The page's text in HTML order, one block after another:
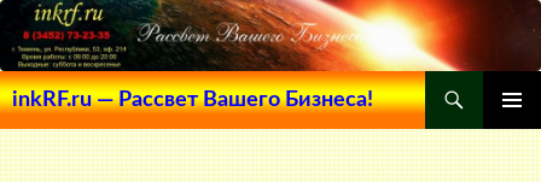
inkRF.ru — Рассвет Вашего Бизнеса!
Поиск
МЕНЮ
К
СОДЕРЖИМОМУ